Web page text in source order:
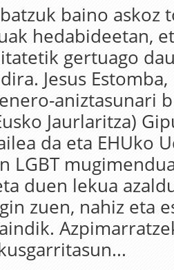
baino askoz
hedabideetan,
gertuago
Jesus
aniztasunari
Jaurlaritza)
da eta EHUko
LGBT
duen lekua
zuen, nahiz eta